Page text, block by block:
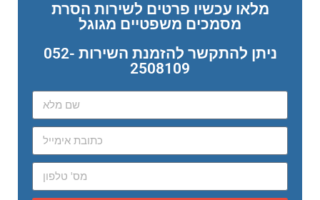
מלאו עכשיו פרטים לשירות הסרת
מסמכים משפטיים מגוגל
ניתן להתקשר להזמנת השירות 052-
2508109